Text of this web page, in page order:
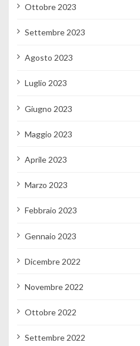
Ottobre 2023
Settembre 2023
Agosto 2023
Luglio 2023
Giugno 2023
Maggio 2023
Aprile 2023
Marzo 2023
Febbraio 2023
Gennaio 2023
Dicembre 2022
Novembre 2022
Ottobre 2022
Settembre 2022